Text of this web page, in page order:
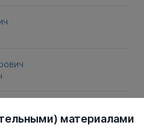
материалами